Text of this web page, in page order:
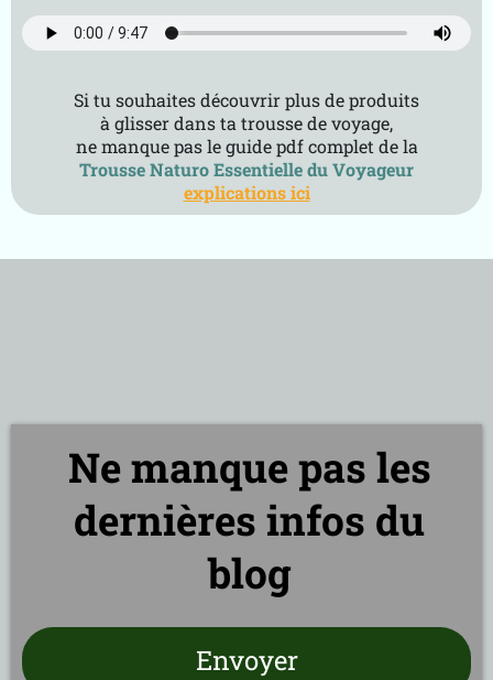
Si tu souhaites découvrir plus de produits
à glisser dans ta trousse de voyage,
ne manque pas le guide pdf complet de la
Trousse Naturo Essentielle du Voyageur
explications ici
Ne manque pas les
dernières infos du
blog
Envoyer